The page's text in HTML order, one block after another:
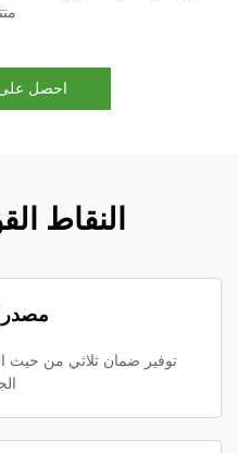
احصل
النقاط
مصدر
توفير ضمان ثلاثي من حيث